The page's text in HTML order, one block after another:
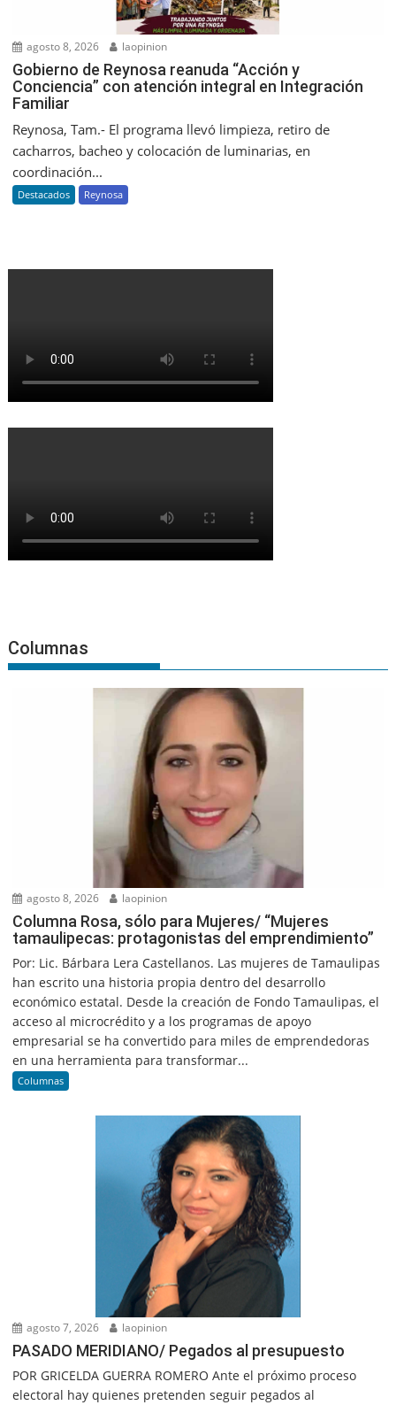
agosto 8, 2026 laopinion
Gobierno de Reynosa reanuda “Acción y
Conciencia” con atención integral en Integración
Familiar
Reynosa, Tam.- El programa llevó limpieza, retiro de
cacharros, bacheo y colocación de luminarias, en
coordinación...
Destacados Reynosa
Columnas
agosto 8, 2026 laopinion
Columna Rosa, sólo para Mujeres/ “Mujeres
tamaulipecas: protagonistas del emprendimiento”
Por: Lic. Bárbara Lera Castellanos. Las mujeres de Tamaulipas
han escrito una historia propia dentro del desarrollo
económico estatal. Desde la creación de Fondo Tamaulipas, el
acceso al microcrédito y a los programas de apoyo
empresarial se ha convertido para miles de emprendedoras
en una herramienta para transformar...
Columnas
agosto 7, 2026 laopinion
PASADO MERIDIANO/ Pegados al presupuesto
POR GRICELDA GUERRA ROMERO Ante el próximo proceso
electoral hay quienes pretenden seguir pegados al